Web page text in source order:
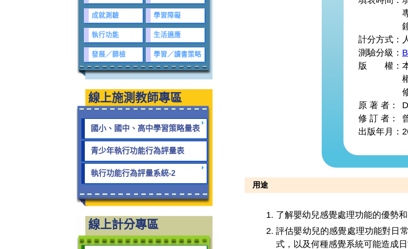
成就測驗 學習障礙
執行功能 生活適應
發展／篩檢 學習／讀書策略
線上施測教師專區
國小、國中、高中學習策略量表
青少年執行功能行為評量表
執行功能行為評量系統-2
線上計分專區